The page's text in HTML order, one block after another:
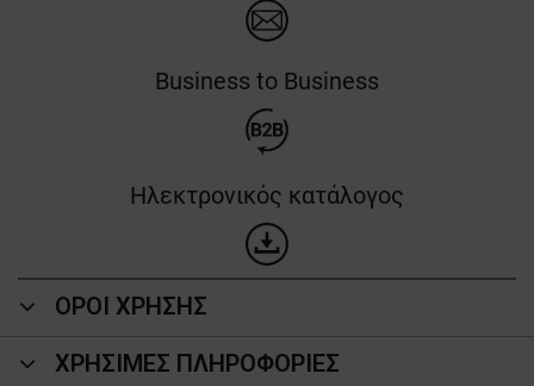
Business to Business
Ηλεκτρονικός κατάλογος
ΟΡΟΙ ΧΡΗΣΗΣ
ΧΡΗΣΙΜΕΣ ΠΛΗΡΟΦΟΡΙΕΣ